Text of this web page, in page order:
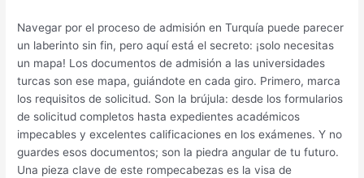
Navegar por el proceso de admisión en Turquía puede parecer
un laberinto sin fin, pero aquí está el secreto: ¡solo necesitas
un mapa! Los documentos de admisión a las universidades
turcas son ese mapa, guiándote en cada giro. Primero, marca
los requisitos de solicitud. Son la brújula: desde los formularios
de solicitud completos hasta expedientes académicos
impecables y excelentes calificaciones en los exámenes. Y no
guardes esos documentos; son la piedra angular de tu futuro.
Una pieza clave de este rompecabezas es la visa de